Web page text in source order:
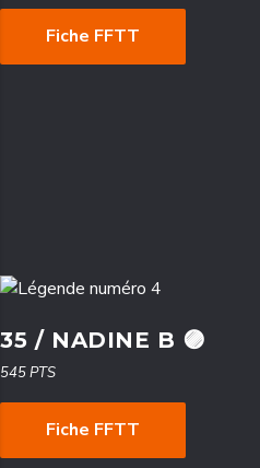
Fiche FFTT
35 / NADINE B 🟣
545 PTS
Fiche FFTT